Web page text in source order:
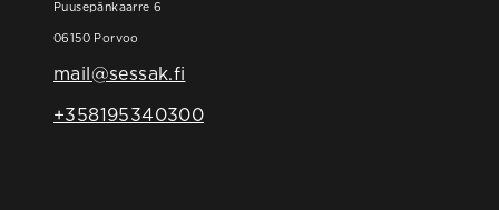
Puusepänkaarre 6
06150 Porvoo
mail@sessak.fi
+358195340300